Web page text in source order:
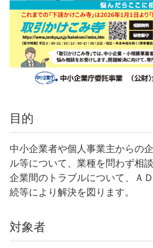
目的
中小企業者や個人事業主からの
ル等について、業種を問わず相
企業間のトラブルについて、Ａ
続等により解決を図ります。
対象者